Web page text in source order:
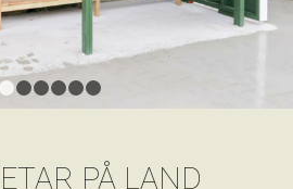
1 2 5 6
PÅ LAND